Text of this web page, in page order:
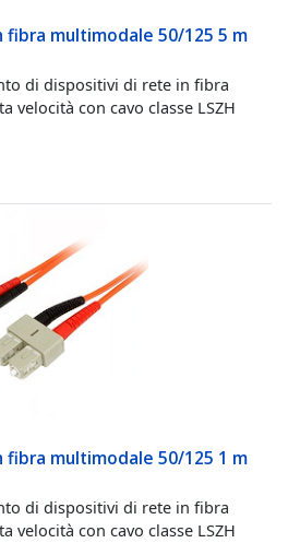
fibra multimodale 50/125 5 m
di dispositivi di rete in fibra
velocità con cavo classe LSZH
fibra multimodale 50/125 1 m
di dispositivi di rete in fibra
velocità con cavo classe LSZH